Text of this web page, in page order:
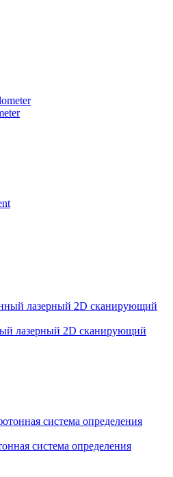
лазерный 2D сканирующий
система определения